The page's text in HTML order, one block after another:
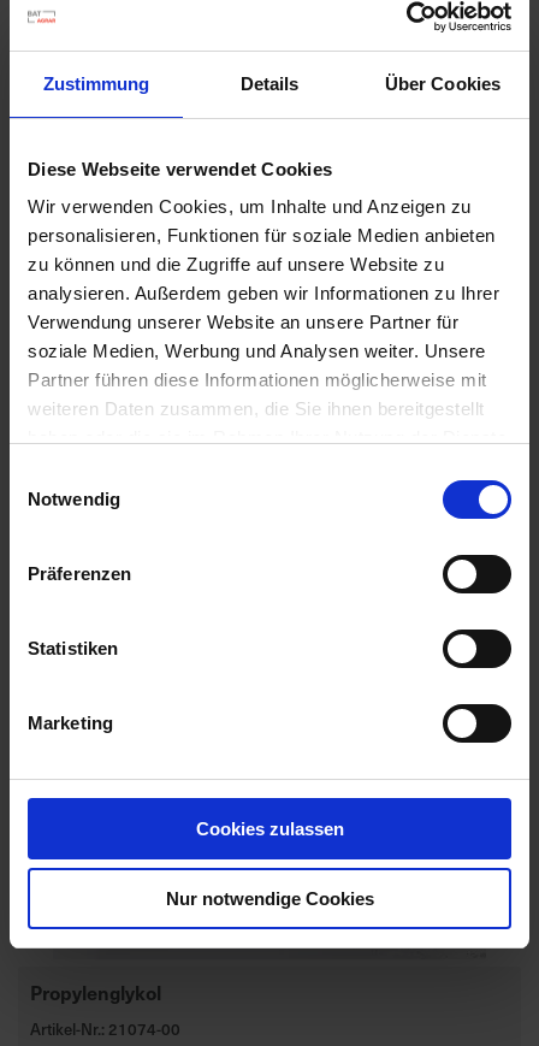
Zustimmung Details Über Cookies
Diese Webseite verwendet Cookies
Wir verwenden Cookies, um Inhalte und Anzeigen zu
personalisieren, Funktionen für soziale Medien anbieten
zu können und die Zugriffe auf unsere Website zu
analysieren. Außerdem geben wir Informationen zu Ihrer
Verwendung unserer Website an unsere Partner für
soziale Medien, Werbung und Analysen weiter. Unsere
Partner führen diese Informationen möglicherweise mit
weiteren Daten zusammen, die Sie ihnen bereitgestellt
Notwendig
Präferenzen
Statistiken
Marketing
Cookies zulassen
Nur notwendige Cookies
BAT Pro Propy-Mix / 200 kg
Propylenglykol
Artikel-Nr.: 21074-00